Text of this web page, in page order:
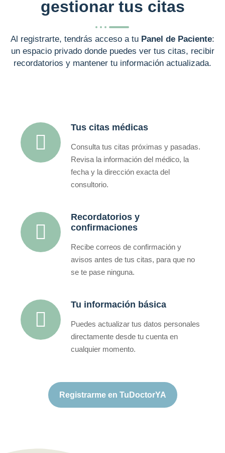
gestionar tus citas
Al registrarte, tendrás acceso a tu Panel de Paciente:
un espacio privado donde puedes ver tus citas, recibir
recordatorios y mantener tu información actualizada.
Tus citas médicas
Consulta tus citas próximas y pasadas.
Revisa la información del médico, la
fecha y la dirección exacta del
consultorio.
Recordatorios y
confirmaciones
Recibe correos de confirmación y
avisos antes de tus citas, para que no
se te pase ninguna.
Tu información básica
Puedes actualizar tus datos personales
directamente desde tu cuenta en
cualquier momento.
Registrarme en TuDoctorYA